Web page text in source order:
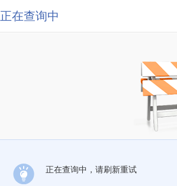
正在查询中
正在查询中，请刷新重试